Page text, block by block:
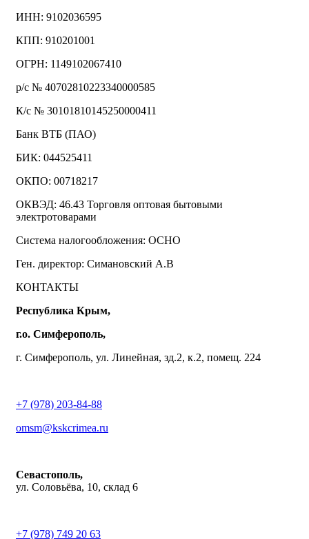
ИНН: 9102036595
КПП: 910201001
ОГРН: 1149102067410
р/с № 40702810223340000585
К/с № 30101810145250000411
Банк ВТБ (ПАО)
БИК: 044525411
ОКПО: 00718217
ОКВЭД: 46.43 Торговля оптовая бытовыми
электротоварами
Система налогообложения: ОСНО
Ген. директор: Симановский А.В
КОНТАКТЫ
Республика Крым,
г.о. Симферополь,
г. Симферополь, ул. Линейная, зд.2, к.2, помещ. 224
+7 (978) 203-84-88
omsm@kskcrimea.ru
Севастополь,
ул. Соловьёва, 10, склад 6
+7 (978) 749 20 63